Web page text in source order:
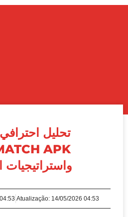
تحليل
APK
واستراتيجيات
Atualização: 14/05/2026 04:53